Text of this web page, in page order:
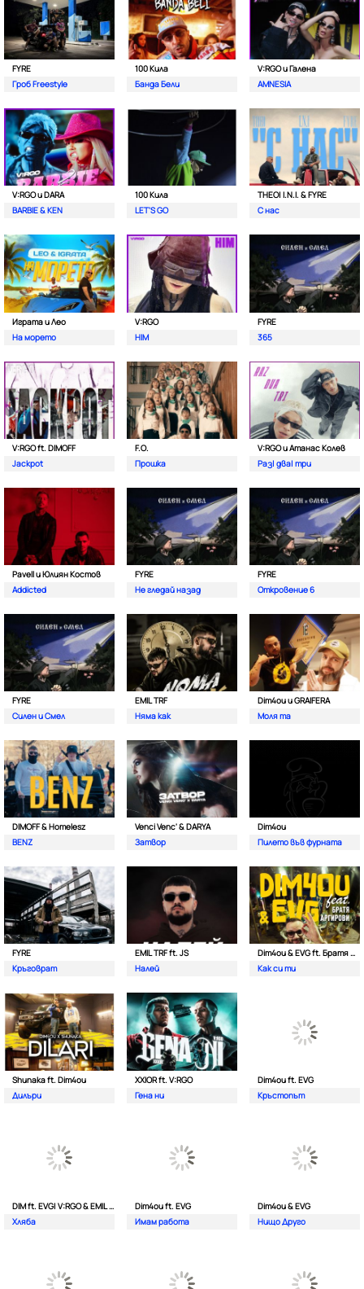
FYRE
Гроб Freestyle
100 Кила
Банда Бели
V:RGO и Галена
AMNESIA
V:RGO и DARA
BARBIE & KEN
100 Кила
LET'S GO
THEO| I.N.I. & FYRE
С нас
Играта и Лео
На морето
V:RGO
HIM
FYRE
365
V:RGO ft. DIMOFF
Jackpot
F.O.
Прошка
V:RGO и Атанас Колев
Раз| два| три
Pavell и Юлиян Костов
Addicted
FYRE
Не гледай назад
FYRE
Откровение 6
FYRE
Силен и Смел
EMIL TRF
Няма как
Dim4ou и GRAIFERA
Моля та
DIMOFF & Homelesz
BENZ
Venci Venc' & DARYA
Затвор
Dim4ou
Пилето във фурната
FYRE
Кръговрат
EMIL TRF ft. JS
Налей
Dim4ou & EVG ft. Братя Аргирови
Как си ти
Shunaka ft. Dim4ou
Дилъри
XXIOR ft. V:RGO
Гена ни
Dim4ou ft. EVG
Кръстопът
DIM ft. EVG| V:RGO & EMIL TRF
Хляба
Dim4ou ft. EVG
Имам работа
Dim4ou & EVG
Нищо Друго